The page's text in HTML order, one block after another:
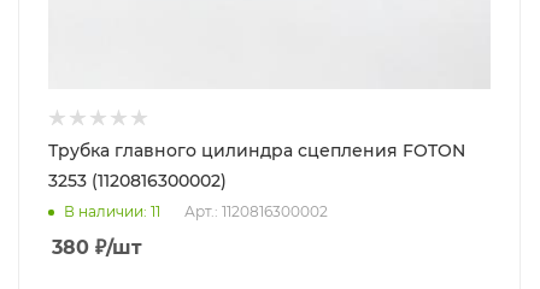
Трубка главного цилиндра сцепления FOTON
3253 (1120816300002)
В наличии: 11 Арт.: 1120816300002
380 ₽/шт